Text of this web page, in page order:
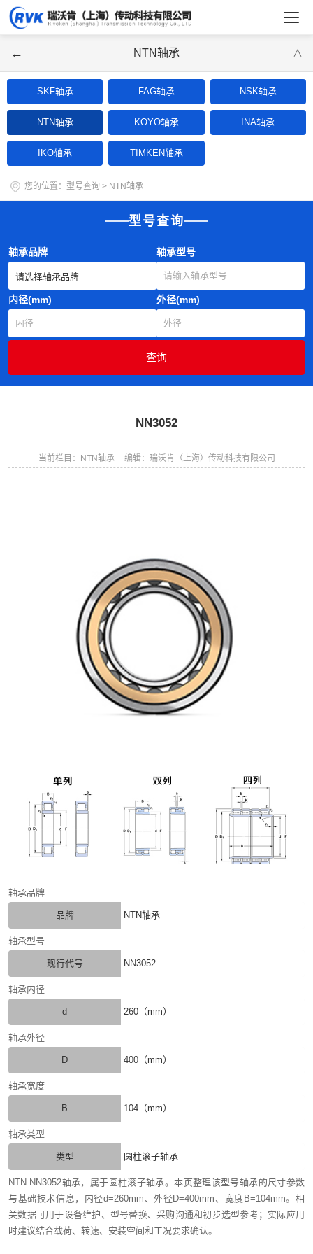
← NTN轴承 ∨
SKF轴承 FAG轴承 NSK轴承
NTN轴承 KOYO轴承 INA轴承
IKO轴承 TIMKEN轴承
您的位置： 型号查询 > NTN轴承
型号查询
轴承品牌 轴承型号
内径(mm) 外径(mm)
NN3052
当前栏目：NTN轴承 编辑：瑞沃肯（上海）传动科技有限公司
轴承品牌
品牌 NTN轴承
轴承型号
现行代号 NN3052
轴承内径
d 260（mm）
轴承外径
D 400（mm）
轴承宽度
B 104（mm）
轴承类型
类型 圆柱滚子轴承
NTN NN3052轴承，属于圆柱滚子轴承。本页整理该型号轴承的尺寸参数
与基础技术信息，内径d=260mm、外径D=400mm、宽度B=104mm。相
关数据可用于设备维护、型号替换、采购沟通和初步选型参考；实际应用
时建议结合载荷、转速、安装空间和工况要求确认。